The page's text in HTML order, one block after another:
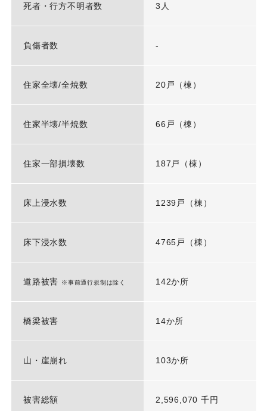
死者・行方不明者数 3人
負傷者数 -
住家全壊/全焼数 20戸（棟）
住家半壊/半焼数 66戸（棟）
住家一部損壊数 187戸（棟）
床上浸水数 1239戸（棟）
床下浸水数 4765戸（棟）
道路被害 ※事前通行規制は除く 142か所
橋梁被害 14か所
山・崖崩れ 103か所
被害総額 2,596,070 千円